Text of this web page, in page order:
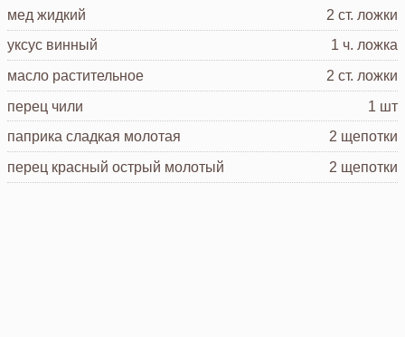
мед жидкий
2 ст. ложки
уксус винный
1 ч. ложка
масло растительное
2 ст. ложки
перец чили
1 шт
паприка сладкая молотая
2 щепотки
перец красный острый молотый 2 щепотки